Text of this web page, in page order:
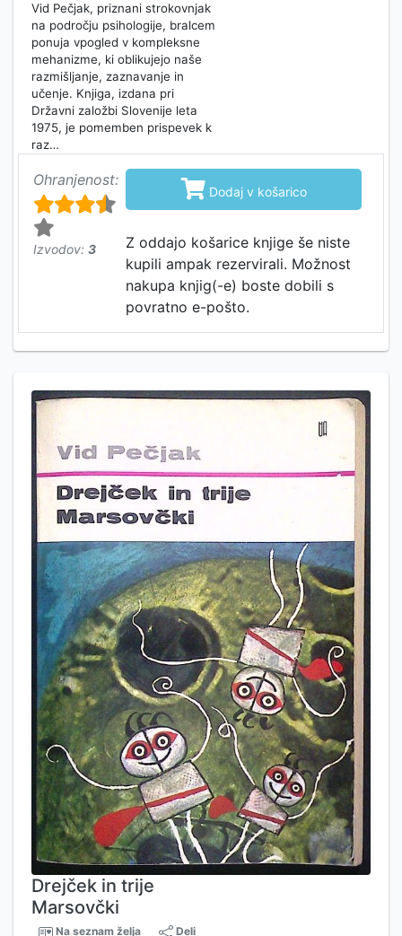
Vid Pečjak, priznani strokovnjak
na področju psihologije, bralcem
ponuja vpogled v kompleksne
mehanizme, ki oblikujejo naše
razmišljanje, zaznavanje in
učenje. Knjiga, izdana pri
Državni založbi Slovenije leta
1975, je pomemben prispevek k
raz…
Ohranjenost:
Izvodov: 3
 Dodaj v košarico
Z oddajo košarice knjige še niste
kupili ampak rezervirali. Možnost
nakupa knjig(-e) boste dobili s
povratno e-pošto.
Drejček in trije
Marsovčki
Na seznam želja Deli